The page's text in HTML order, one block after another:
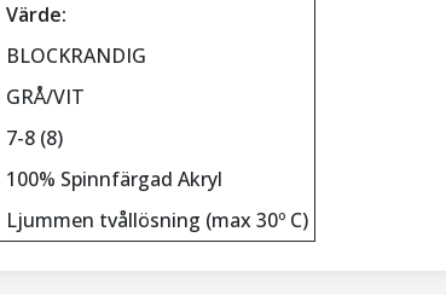
Värde:
BLOCKRANDIG
GRÅ/VIT
7-8 (8)
100% Spinnfärgad Akryl
Ljummen tvållösning (max 30º C)